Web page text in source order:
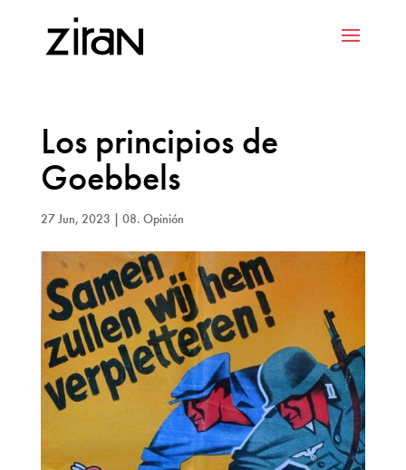
Los principios de
Goebbels
27 Jun, 2023 | 08. Opinión